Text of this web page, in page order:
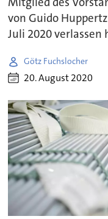
von Guido
Juli 2020 verlassen
Götz Fuchslocher
20. August 2020